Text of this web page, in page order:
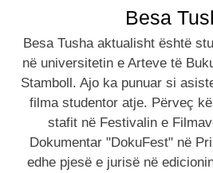
Besa
Besa Tusha aktualisht është
në universitetin e Arteve të
Stamboll. Ajo ka punuar si
filma studentor atje. Përveç
stafit në Festivalin e
Dokumentar "DokuFest" në
edhe pjesë e jurisë në